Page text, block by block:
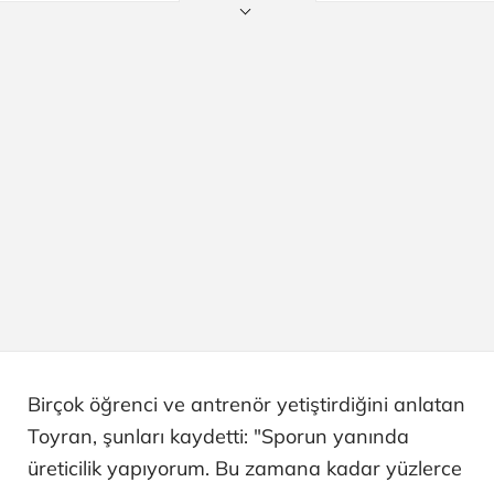
Birçok öğrenci ve antrenör yetiştirdiğini anlatan
Toyran, şunları kaydetti: "Sporun yanında
üreticilik yapıyorum. Bu zamana kadar yüzlerce